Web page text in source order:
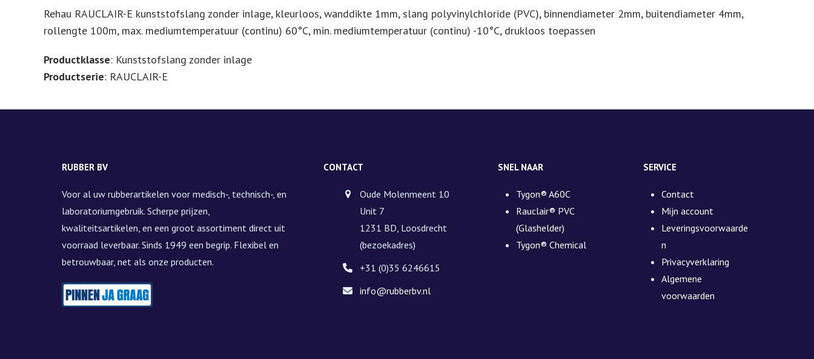
(mm)
Rollengte
Rehau RAUCLAIR-E kunststofslang zonder inlage, kleurloos, wanddikte 1mm, slang polyvinylchloride (PVC), binnendiameter 2mm, buitendiameter 4mm,
rollengte 100m, max. mediumtemperatuur (continu) 60°C, min. mediumtemperatuur (continu) -10°C, drukloos toepassen
Productklasse: Kunststofslang zonder inlage
Productserie: RAUCLAIR-E
RUBBER BV
Voor al uw rubberartikelen voor medisch-, technisch-, en
laboratoriumgebruik. Scherpe prijzen,
kwaliteitsartikelen, en een groot assortiment direct uit
voorraad leverbaar. Sinds 1949 een begrip. Flexibel en
betrouwbaar, net als onze producten.
CONTACT
Oude Molenmeent 10
Unit 7
1231 BD, Loosdrecht
(bezoekadres)
+31 (0)35 6246615
info@rubberbv.nl
SNEL NAAR
Tygon® A60C
Rauclair® PVC
(Glashelder)
Tygon® Chemical
SERVICE
Contact
Mijn account
Leveringsvoorwaarde
n
Privacyverklaring
Algemene
voorwaarden